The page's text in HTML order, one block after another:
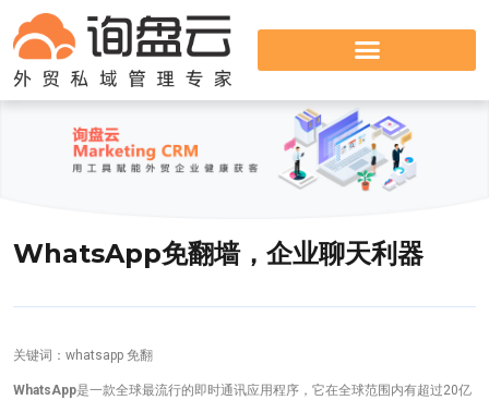
WhatsApp免翻墙，企业聊天利器
关键词：whatsapp 免翻
WhatsApp是一款全球最流行的即时通讯应用程序，它在全球范围内有超过20亿